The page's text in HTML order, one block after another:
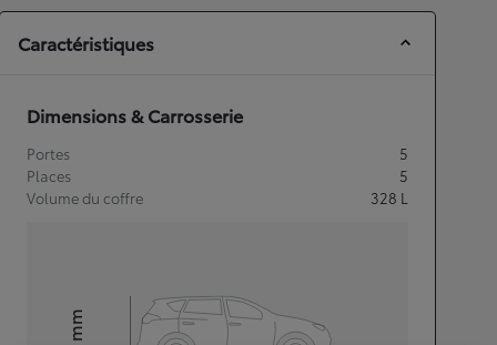
Caractéristiques
Dimensions & Carrosserie
Portes
5
Places
5
Volume du coffre
328 L
mm